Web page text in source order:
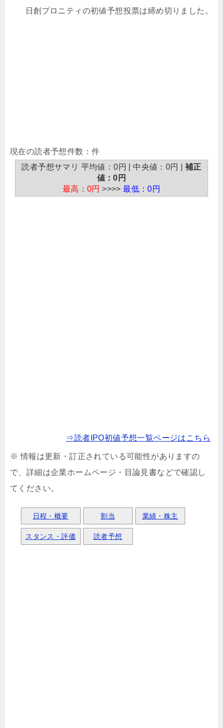
日創プロニティの初値予想投票は締め切りました。
現在の読者予想件数：件
読者予想サマリ 平均値：0円 | 中央値：0円 | 補正
値：0円
最高：0円 >>>>最低：0円
⇒読者IPO初値予想一覧ページはこちら
※ 情報は更新・訂正されている可能性がありますの
で、詳細は企業ホームページ・目論見書などで確認し
てください。
日程・概要 割当 業績・株主
スタンス・評価 読者予想